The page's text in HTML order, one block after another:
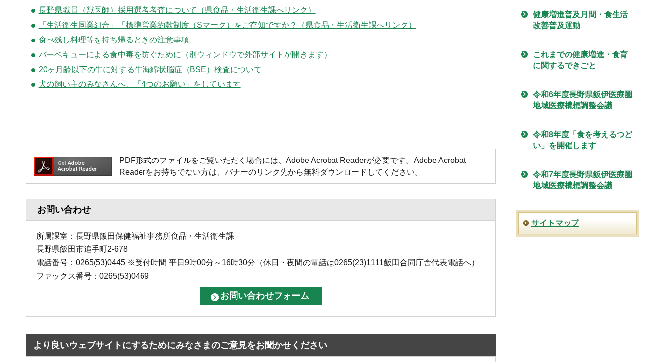
長野県職員（獣医師）採用選考考査について（県食品・生活衛生課へリンク）
「生活衛生同業組合」「標準営業約款制度（Sマーク）をご存知ですか？（県食品・生活衛生課へリンク）
食べ残し料理等を持ち帰るときの注意事項
バーベキューによる食中毒を防ぐために（別ウィンドウで外部サイトが開きます）
20ヶ月齢以下の牛に対する牛海綿状脳症（BSE）検査について
犬の飼い主のみなさんへ、「4つのお願い」をしています
PDF形式のファイルをご覧いただく場合には、Adobe Acrobat Readerが必要です。Adobe Acrobat
Readerをお持ちでない方は、バナーのリンク先から無料ダウンロードしてください。
お問い合わせ
所属課室：長野県飯田保健福祉事務所食品・生活衛生課
長野県飯田市追手町2-678
電話番号：0265(53)0445 ※受付時間 平日9時00分～16時30分（休日・夜間の電話は0265(23)1111飯田合同庁舎代表電話へ）
ファックス番号：0265(53)0469
より良いウェブサイトにするためにみなさまのご意見をお聞かせください
健康増進普及月間・食生活
改善普及運動
これまでの健康増進・食育
に関するできごと
令和6年度長野県飯伊医療圏
地域医療構想調整会議
令和8年度「食を考えるつど
い」を開催します
令和7年度長野県飯伊医療圏
地域医療構想調整会議
サイトマップ